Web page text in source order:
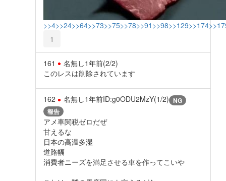
>>4>>24>>64>>73>>75>>78>>91 >>98>>129>>174
1
161 名無し1年前(2/2)
このレスは削除されています
162 名無し1年前ID:g0ODU2MzY(1/2) NG
報告
アメ車関税ゼロだぜ
甘えるな
日本の高温多湿
道路幅
消費者ニーズを満足させる車を作ってこいや